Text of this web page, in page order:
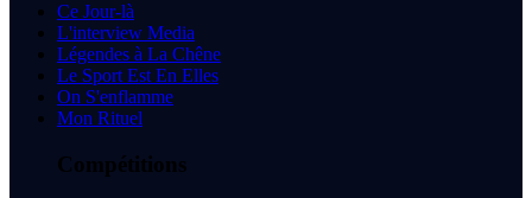
Ce Jour-là
L'interview Media
Légendes à La Chêne
Le Sport Est En Elles
On S'enflamme
Mon Rituel
Compétitions